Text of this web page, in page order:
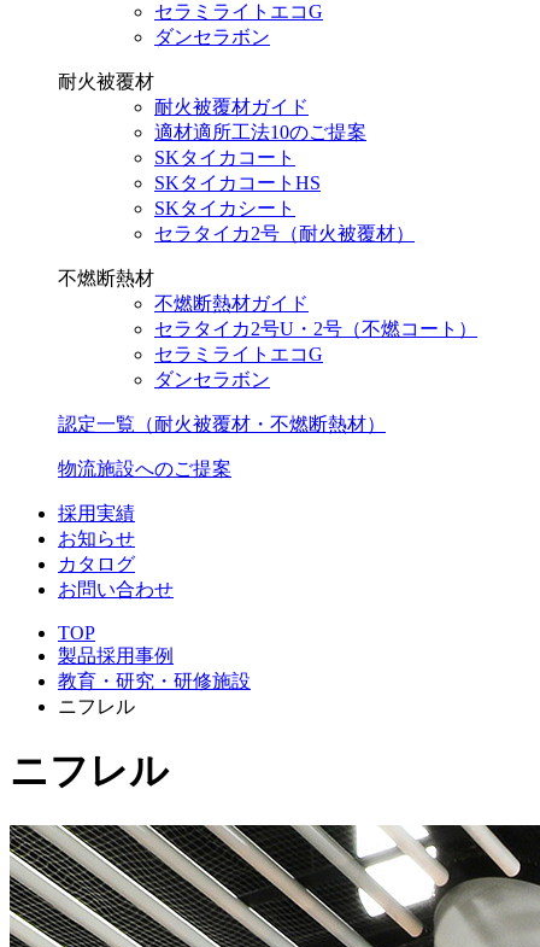
セラミライトエコG
ダンセラボン
耐火被覆材
耐火被覆材ガイド
適材適所工法10のご提案
SKタイカコート
SKタイカコートHS
SKタイカシート
セラタイカ2号（耐火被覆材）
不燃断熱材
不燃断熱材ガイド
セラタイカ2号U・2号（不燃コート）
セラミライトエコG
ダンセラボン
認定一覧（耐火被覆材・不燃断熱材）
物流施設へのご提案
採用実績
お知らせ
カタログ
お問い合わせ
TOP
製品採用事例
教育・研究・研修施設
ニフレル
ニフレル